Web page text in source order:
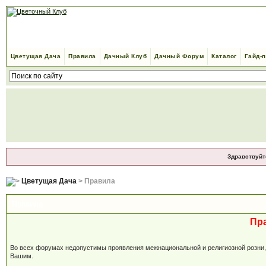
Цветущая Дача Правила Дачный Клуб Дачный Форум Каталог Гайд-
Цветущая Дача> Правила
Во всех форумах недопустимы проявления межнациональной и религиозной
Вашим.